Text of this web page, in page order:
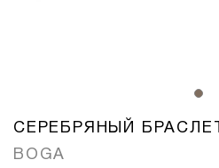
СЕРЕБРЯНЫЙ БРАСЛЕТ
BOGA